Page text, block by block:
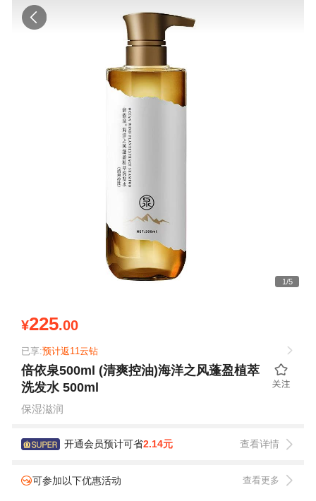
1/5
¥225.00
已享:预计返11云钻
倍依泉500ml (清爽控油)海洋之风蓬盈植萃
洗发水 500ml
保湿滋润
开通会员预计可省2.14元 查看详情
可参加以下优惠活动 查看更多